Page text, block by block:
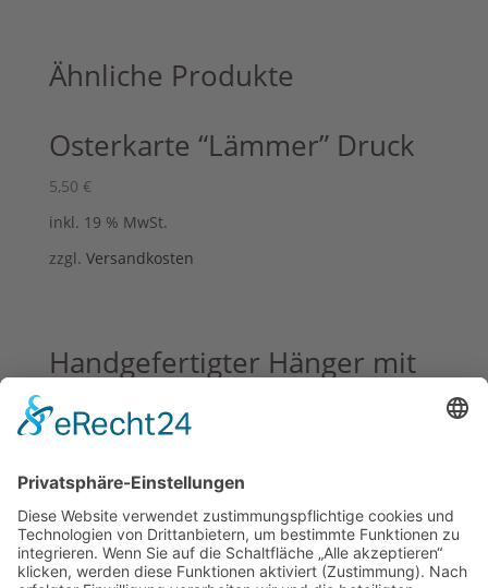
Ähnliche Produkte
Osterkarte “Lämmer” Druck
5,50 €
inkl. 19 % MwSt.
zzgl. Versandkosten
Handgefertigter Hänger mit
Hasen – Druck aus antikem
Leinen
inkl. 19 % MwSt.
zzgl.Versandkosten